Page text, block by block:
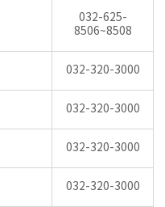
032-625-
8506~8508
032-320-3000
032-320-3000
032-320-3000
032-320-3000